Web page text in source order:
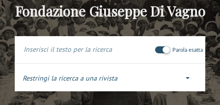
Fondazione Giuseppe Di Vagno
Parola esatta
Restringi la ricerca a una rivista